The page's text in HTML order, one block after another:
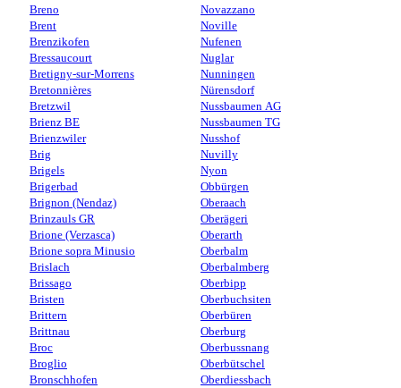
Breno
Brent
Brenzikofen
Bressaucourt
Bretigny-sur-Morrens
Bretonnières
Bretzwil
Brienz BE
Brienzwiler
Brig
Brigels
Brigerbad
Brignon (Nendaz)
Brinzauls GR
Brione (Verzasca)
Brione sopra Minusio
Brislach
Brissago
Bristen
Brittern
Brittnau
Broc
Broglio
Bronschhofen
Novazzano
Noville
Nufenen
Nuglar
Nunningen
Nürensdorf
Nussbaumen AG
Nussbaumen TG
Nusshof
Nuvilly
Nyon
Obbürgen
Oberaach
Oberägeri
Oberarth
Oberbalm
Oberbalmberg
Oberbipp
Oberbuchsiten
Oberbüren
Oberburg
Oberbussnang
Oberbütschel
Oberdiessbach